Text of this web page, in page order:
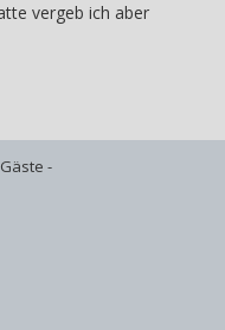
vergeb ich aber
-